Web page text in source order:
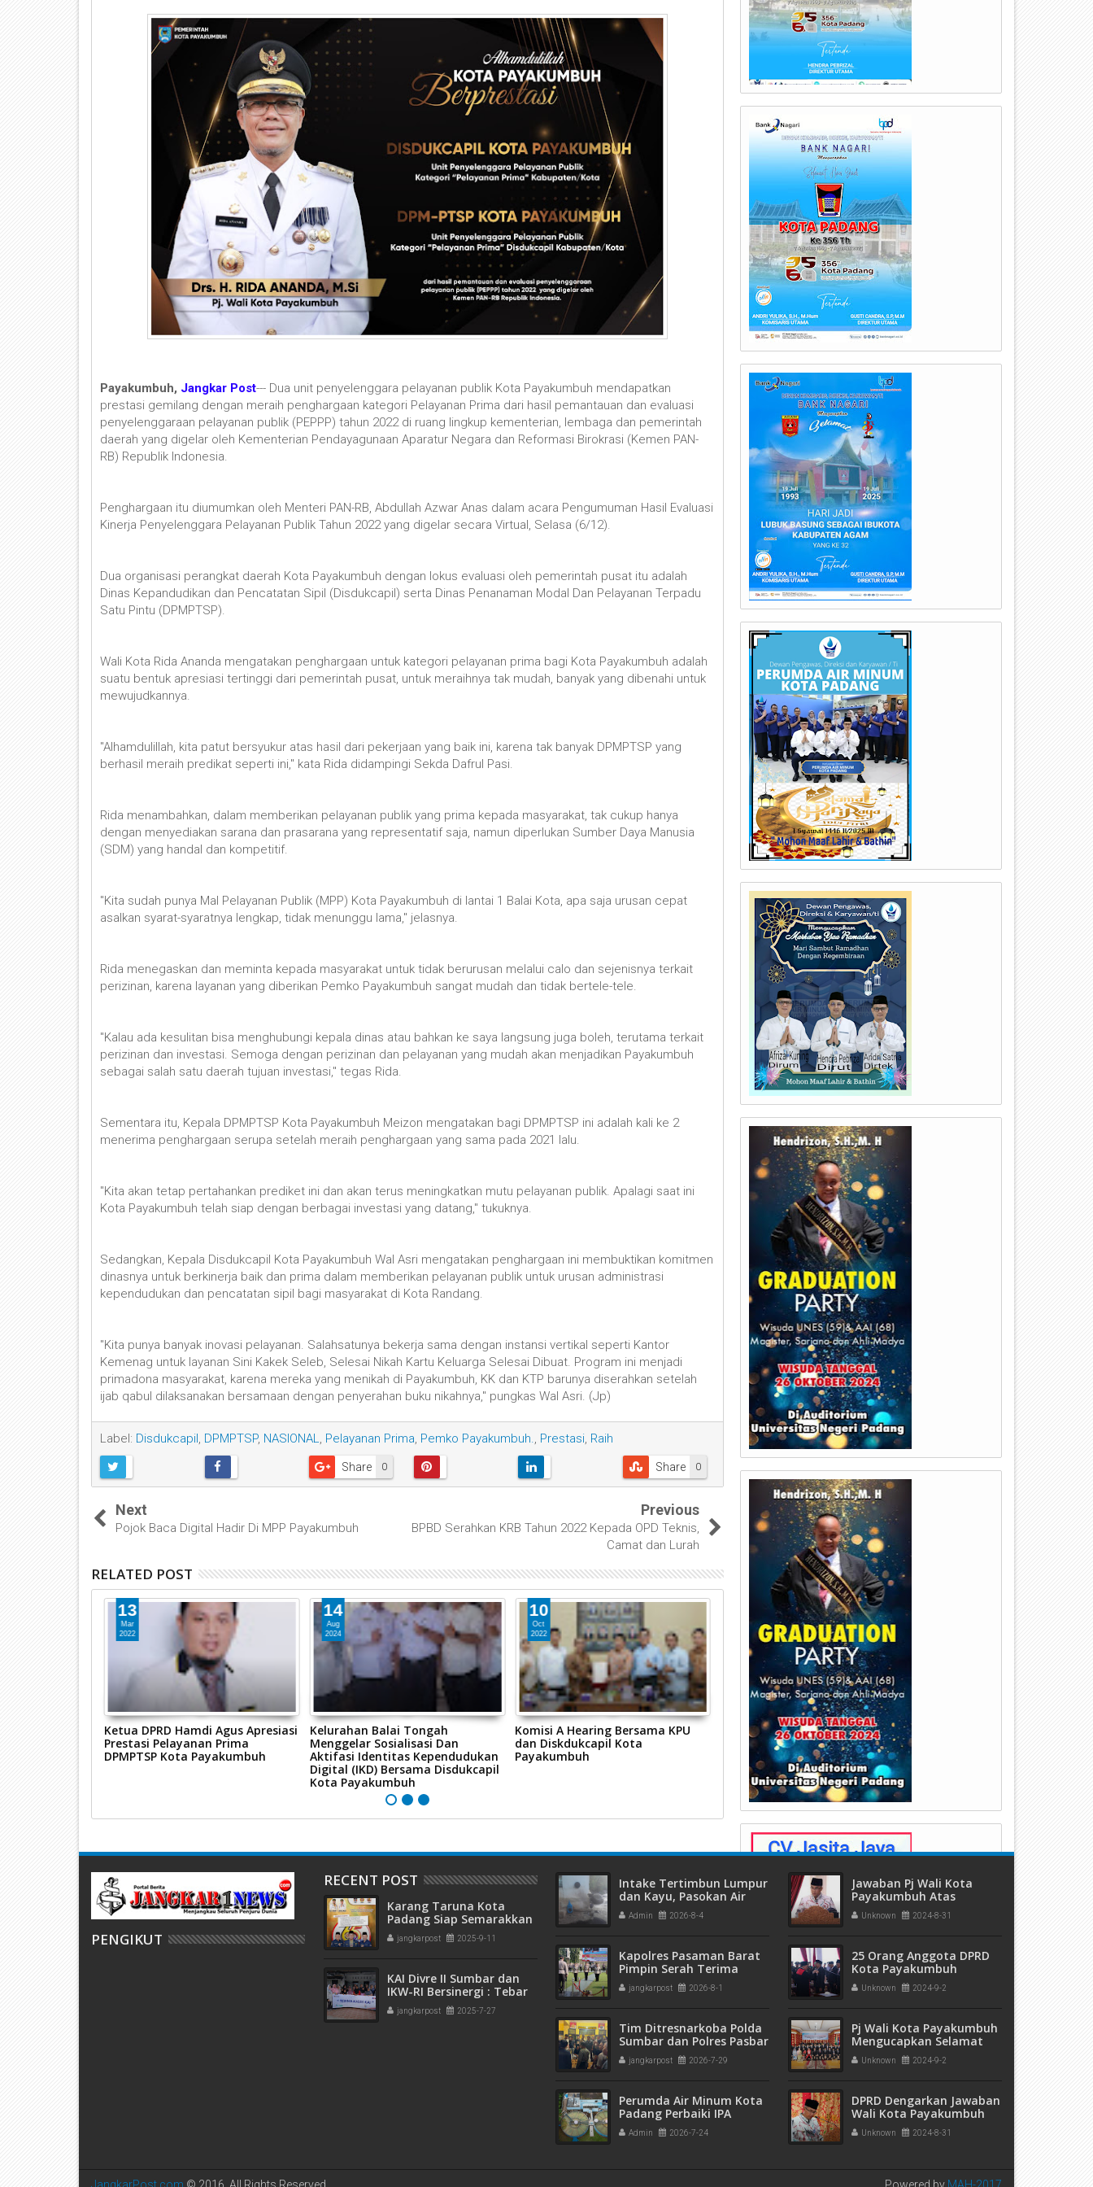
Payakumbuh, Jangkar Post--- Dua unit penyelenggara pelayanan publik Kota Payakumbuh mendapatkan
prestasi gemilang dengan meraih penghargaan kategori Pelayanan Prima dari hasil pemantauan dan evaluasi
penyelenggaraan pelayanan publik (PEPPP) tahun 2022 di ruang lingkup kementerian, lembaga dan pemerintah
daerah yang digelar oleh Kementerian Pendayagunaan Aparatur Negara dan Reformasi Birokrasi (Kemen PAN-
RB) Republik Indonesia.
Penghargaan itu diumumkan oleh Menteri PAN-RB, Abdullah Azwar Anas dalam acara Pengumuman Hasil Evaluasi
Kinerja Penyelenggara Pelayanan Publik Tahun 2022 yang digelar secara Virtual, Selasa (6/12).
Dua organisasi perangkat daerah Kota Payakumbuh dengan lokus evaluasi oleh pemerintah pusat itu adalah
Dinas Kepandudikan dan Pencatatan Sipil (Disdukcapil) serta Dinas Penanaman Modal Dan Pelayanan Terpadu
Satu Pintu (DPMPTSP).
Wali Kota Rida Ananda mengatakan penghargaan untuk kategori pelayanan prima bagi Kota Payakumbuh adalah
suatu bentuk apresiasi tertinggi dari pemerintah pusat, untuk meraihnya tak mudah, banyak yang dibenahi untuk
mewujudkannya.
"Alhamdulillah, kita patut bersyukur atas hasil dari pekerjaan yang baik ini, karena tak banyak DPMPTSP yang
berhasil meraih predikat seperti ini," kata Rida didampingi Sekda Dafrul Pasi.
Rida menambahkan, dalam memberikan pelayanan publik yang prima kepada masyarakat, tak cukup hanya
dengan menyediakan sarana dan prasarana yang representatif saja, namun diperlukan Sumber Daya Manusia
(SDM) yang handal dan kompetitif.
"Kita sudah punya Mal Pelayanan Publik (MPP) Kota Payakumbuh di lantai 1 Balai Kota, apa saja urusan cepat
asalkan syarat-syaratnya lengkap, tidak menunggu lama," jelasnya.
Rida menegaskan dan meminta kepada masyarakat untuk tidak berurusan melalui calo dan sejenisnya terkait
perizinan, karena layanan yang diberikan Pemko Payakumbuh sangat mudah dan tidak bertele-tele.
"Kalau ada kesulitan bisa menghubungi kepala dinas atau bahkan ke saya langsung juga boleh, terutama terkait
perizinan dan investasi. Semoga dengan perizinan dan pelayanan yang mudah akan menjadikan Payakumbuh
sebagai salah satu daerah tujuan investasi," tegas Rida.
Sementara itu, Kepala DPMPTSP Kota Payakumbuh Meizon mengatakan bagi DPMPTSP ini adalah kali ke 2
menerima penghargaan serupa setelah meraih penghargaan yang sama pada 2021 lalu.
"Kita akan tetap pertahankan prediket ini dan akan terus meningkatkan mutu pelayanan publik. Apalagi saat ini
Kota Payakumbuh telah siap dengan berbagai investasi yang datang," tukuknya.
Sedangkan, Kepala Disdukcapil Kota Payakumbuh Wal Asri mengatakan penghargaan ini membuktikan komitmen
dinasnya untuk berkinerja baik dan prima dalam memberikan pelayanan publik untuk urusan administrasi
kependudukan dan pencatatan sipil bagi masyarakat di Kota Randang.
"Kita punya banyak inovasi pelayanan. Salahsatunya bekerja sama dengan instansi vertikal seperti Kantor
Kemenag untuk layanan Sini Kakek Seleb, Selesai Nikah Kartu Keluarga Selesai Dibuat. Program ini menjadi
primadona masyarakat, karena mereka yang menikah di Payakumbuh, KK dan KTP barunya diserahkan setelah
ijab qabul dilaksanakan bersamaan dengan penyerahan buku nikahnya," pungkas Wal Asri. (Jp)
Label: Disdukcapil, DPMPTSP, NASIONAL, Pelayanan Prima, Pemko Payakumbuh., Prestasi, Raih
0
Share 0
Share
Next
Pojok Baca Digital Hadir Di MPP Payakumbuh
Previous
BPBD Serahkan KRB Tahun 2022 Kepada OPD Teknis,
Camat dan Lurah
RELATED POST
13
Mar
2022
Ketua DPRD Hamdi Agus Apresiasi
Prestasi Pelayanan Prima
DPMPTSP Kota Payakumbuh
14
Aug
2024
Kelurahan Balai Tongah
Menggelar Sosialisasi Dan
Aktifasi Identitas Kependudukan
Digital (IKD) Bersama Disdukcapil
Kota Payakumbuh
10
Oct
2022
Komisi A Hearing Bersama KPU
dan Diskdukcapil Kota
Payakumbuh
Komisi A Hearing Bersama KPU
dan Diskdukcapil Kota
Payakumbuh
PENGIKUT
RECENT POST
Karang Taruna Kota
Padang Siap Semarakkan
HUT ke-65 : Dari
Lapangan Hijau hingga
jangkarpost 2025-9-11
KAI Divre II Sumbar dan
IKW-RI Bersinergi : Tebar
Kepedulian Sosial Untuk
Panti Asuhan
jangkarpost 2025-7-27
Intake Tertimbun Lumpur
dan Kayu, Pasokan Air
Bersih di Kota Padang
Terganggu
Admin 2026-8-4
Kapolres Pasaman Barat
Pimpin Serah Terima
Jabatan PJU Polres dan
Kapolsek Sungai Beremas
jangkarpost 2026-8-1
Tim Ditresnarkoba Polda
Sumbar dan Polres Pasbar
Gagalkan Peredaran
Narkotika, 30 Paket Ganja
jangkarpost 2026-7-29
Perumda Air Minum Kota
Padang Perbaiki IPA
Gunung Pangilun, 25 Ribu
Pelanggan Terdampak
Admin 2026-7-24
Jawaban Pj Wali Kota
Payakumbuh Atas
Pemandangan Umum 7
Fraksi DPRD
Unknown 2024-8-31
25 Orang Anggota DPRD
Kota Payakumbuh
Periode 2024-2029 Resmi
Dilantik
Unknown 2024-9-2
Pj Wali Kota Payakumbuh
Mengucapkan Selamat
Kepada 25 Anggota DPRD
Kota Payakumbuh Yang
Periode 2024-2029
Unknown 2024-9-2
DPRD Dengarkan Jawaban
Wali Kota Payakumbuh
Atas Pemandangan
Umum Fraksi
Unknown 2024-8-31